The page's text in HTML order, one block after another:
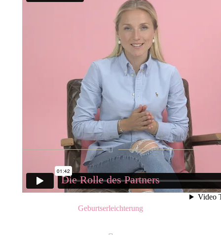
Die Rolle des Partners
Geburtserleichterung